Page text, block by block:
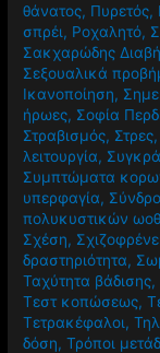
θάνατος, Πυρετός,
σπρέι, Ροχαλητό,
Σακχαρώδης
Σεξουαλικά
Ικανοποίηση,
ήρωες, Σοφία
Στραβισμός, Στρες,
λειτουργία,
Συμπτώματα
υπερφαγία,
πολυκυστικών
Σχέση,
δραστηριότητα,
Ταχύτητα βάδισης,
Τεστ κοπώσεως,
Τετρακέφαλοι,
δόση,Τρόποι